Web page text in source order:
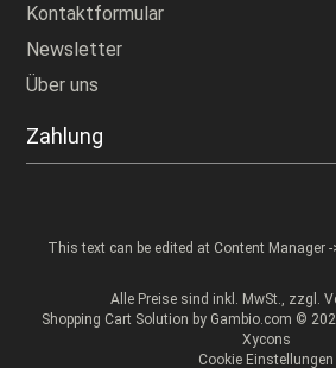
Kontaktformular
Newsletter
Über uns
Zahlung
This text can be edited at Content Manager -
Alle Preise sind inkl. MwSt., zzgl.
Shopping Cart Solution by Gambio.com ©
Xycons
Cookie Einstellungen